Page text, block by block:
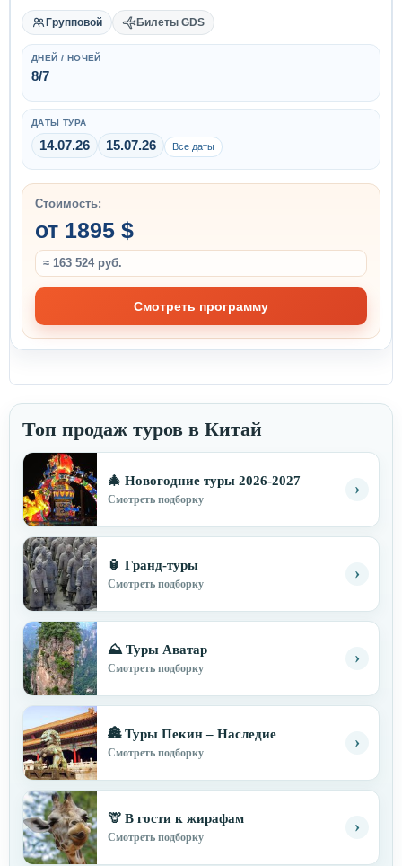
Групповой Билеты GDS
ДНЕЙ / НОЧЕЙ
8/7
ДАТЫ ТУРА
14.07.26 15.07.26 Все даты
Стоимость:
от 1895 $
≈ 163 524 руб.
Смотреть программу
Топ продаж туров в Китай
🎄 Новогодние туры 2026-2027
Смотреть подборку
›
🏮 Гранд-туры
Смотреть подборку
›
⛰ Туры Аватар
Смотреть подборку
›
🏯 Туры Пекин – Наследие
Смотреть подборку
›
🦒 В гости к жирафам
Смотреть подборку
›